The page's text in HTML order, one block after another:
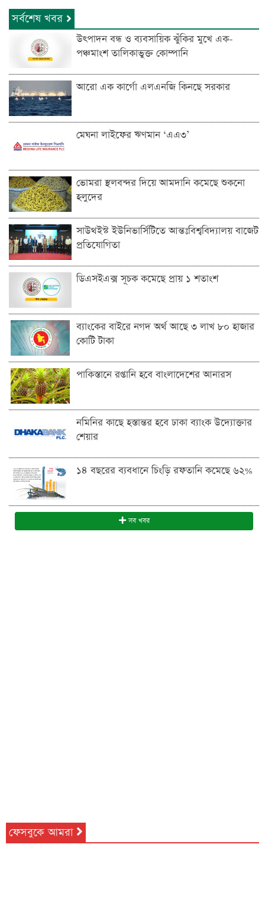
সর্বশেষ খবর
উৎপাদন বন্ধ ও ব্যবসায়িক ঝুঁকির মুখে এক-
পঞ্চমাংশ তালিকাভুক্ত কোম্পানি
আরো এক কার্গো এলএনজি কিনছে সরকার
মেঘনা লাইফের ঋণমান ‘‌এএ৩’
ভোমরা স্থলবন্দ‌র দিয়ে আমদা‌নি ক‌মে‌ছে শুকনো
হলুদের
সাউথইস্ট ইউনিভার্সিটিতে আন্তঃবিশ্ববিদ্যালয় বাজেট
প্রতিযোগিতা
ডিএসইএক্স সূচক কমেছে প্রায় ১ শতাংশ
ব্যাংকের বাইরে নগদ অর্থ আছে ৩ লাখ ৮০ হাজার
কোটি টাকা
পাকিস্তানে রপ্তানি হবে বাংলাদেশের আনারস
নমিনির কাছে হস্তান্তর হবে ঢাকা ব্যাংক উদ্যোক্তার
শেয়ার
১৪ বছরের ব্যবধানে চিংড়ি রফতানি কমেছে ৬২%
সব খবর
ফেসবুকে আমরা